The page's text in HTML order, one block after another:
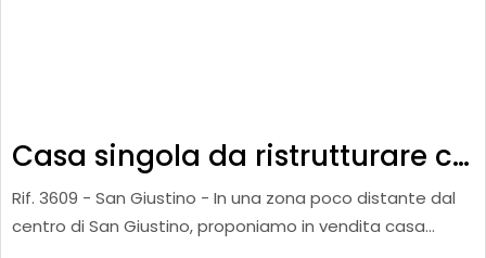
Casa singola da ristrutturare con ampio giardino
Rif. 3609 - San Giustino - In una zona poco distante dal
centro di San Giustino, proponiamo in vendita casa